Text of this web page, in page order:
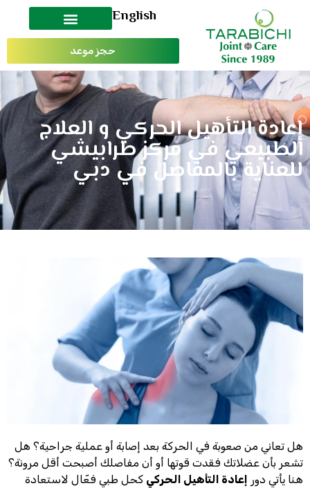
English
حجز موعد
إعادة التأهيل الحركي و العلاج
الطبيعي في مركز طرابيشي
للعناية بالمفاصل في دبي
هل تعاني من صعوبة في الحركة بعد إصابة أو عملية جراحية؟ هل
تشعر بأن عضلاتك فقدت قوتها أو أن مفاصلك أصبحت أقل مرونة؟
هنا يأتي دور إعادة التأهيل الحركي كحل طبي فعّال لاستعادة